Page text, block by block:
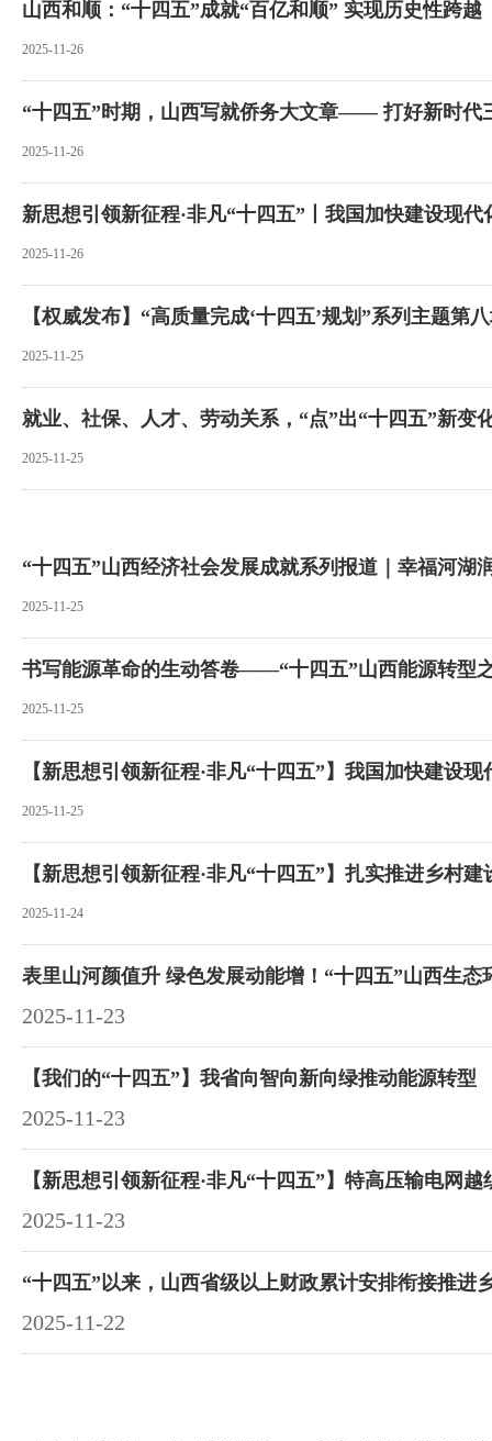
山西和顺：“十四五”成就“百亿和顺” 实现历史性跨越
2025-11-26
2025-11-26
新思想引领新征程·非凡“十四五”丨我国加快建设现代
2025-11-26
2025-11-25
就业、社保、人才、劳动关系，“点”出“十四五”新变
2025-11-25
“十四五”山西经济社会发展成就系列报道｜幸福河湖
2025-11-25
书写能源革命的生动答卷——“十四五”山西能源转型
2025-11-25
【新思想引领新征程·非凡“十四五”】我国加快建设
2025-11-25
【新思想引领新征程·非凡“十四五”】扎实推进乡村
2025-11-24
表里山河颜值升 绿色发展动能增！“十四五”山西生态
2025-11-23
【我们的“十四五”】我省向智向新向绿推动能源转型
2025-11-23
【新思想引领新征程·非凡“十四五”】特高压输电网
2025-11-23
2025-11-22